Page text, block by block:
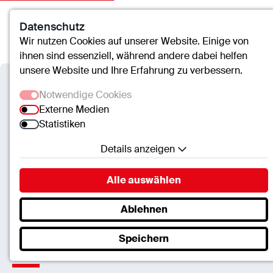
Kontakt Suche Menü
Caritas-Krankenhaus Lebach
Datenschutz
Wir nutzen Cookies auf unserer Website. Einige von
ihnen sind essenziell, während andere dabei helfen
unsere Website und Ihre Erfahrung zu verbessern.
Notwendige Cookies
Externe Medien
Statistiken
Details anzeigen
Notwendige Cookies
Essenzielle Cookies ermöglichen grundlegende
Funktionen und sind für die einwandfreie Funktion
der Website erforderlich.
SC.Cookie
Name:mscookie
Alle auswählen
Ablehnen
Speichern